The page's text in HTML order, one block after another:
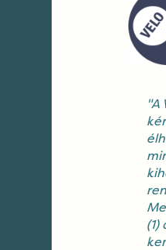
"A